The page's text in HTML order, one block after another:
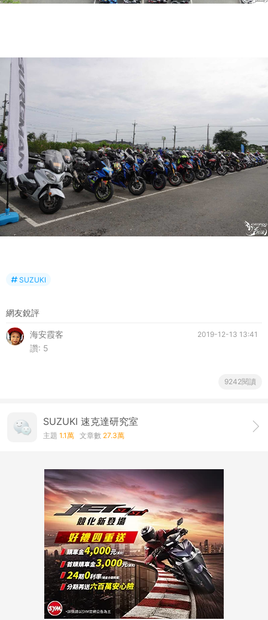
SUZUKI
網友銳評
2019-12-13 13:41
海安霞客
讚: 5
9242閱讀
SUZUKI 速克達研究室
主題 1.1萬 文章數 27.3萬